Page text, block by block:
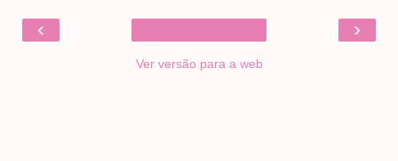
‹ ›
Ver versão para a web